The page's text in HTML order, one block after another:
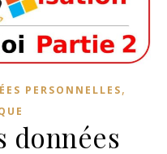
PERSONNELLES,
données